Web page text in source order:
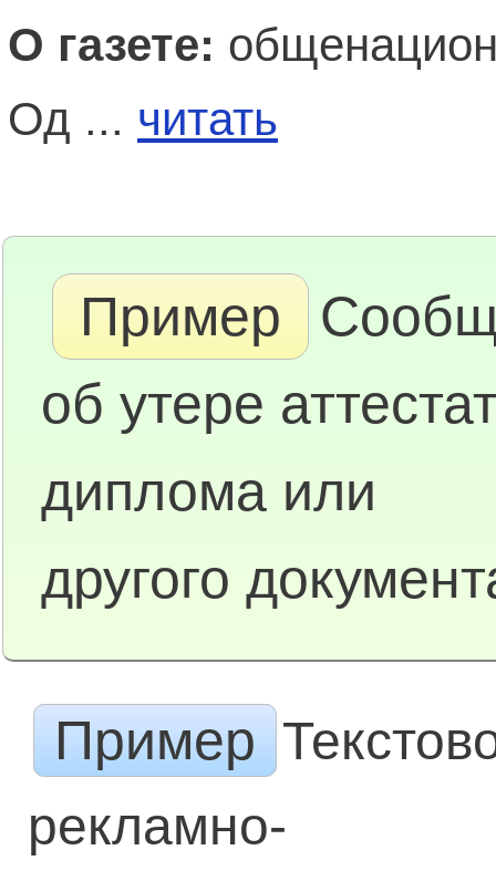
О газете:
Од ... читать
Пример
об утере
диплома или
другого
Пример
рекламно-